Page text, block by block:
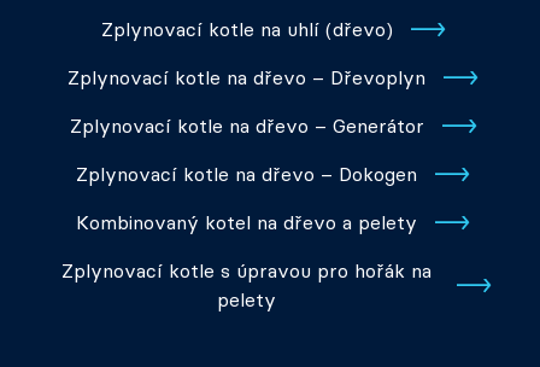
Zplynovací kotle na uhlí (dřevo)
Zplynovací kotle na dřevo – Dřevoplyn
Zplynovací kotle na dřevo – Generátor
Zplynovací kotle na dřevo – Dokogen
Kombinovaný kotel na dřevo a pelety
Zplynovací kotle s úpravou pro hořák na
pelety